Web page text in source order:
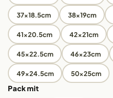
37x18.5cm 38x19cm
41x20.5cm 42x21cm
45x22.5cm 46x23cm
49x24.5cm 50x25cm
Pack mit